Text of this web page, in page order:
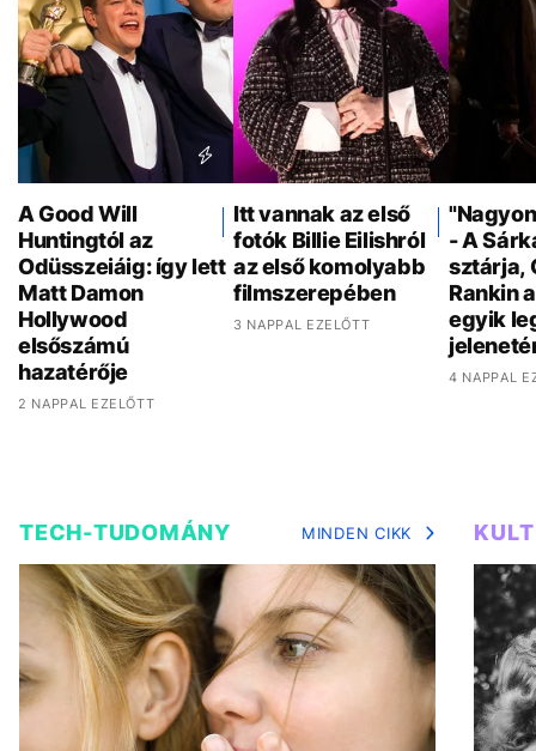
A Good Will
Huntingtól az
Odüsszeiáig: így lett
Matt Damon
Hollywood
elsőszámú
hazatérője
2 NAPPAL EZELŐTT
Itt vannak az első
fotók Billie Eilishról
az első komolyabb
filmszerepében
3 NAPPAL EZELŐTT
- A
sztárja,
Rankin
egyik
4 NAPPAL
TECH-TUDOMÁNY MINDEN CIKK